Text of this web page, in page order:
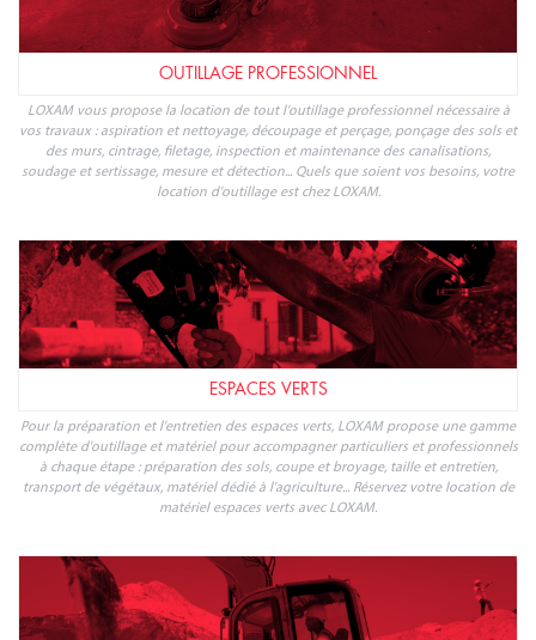
OUTILLAGE PROFESSIONNEL
LOXAM vous propose la location de tout l'outillage professionnel nécessaire à
vos travaux : aspiration et nettoyage, découpage et perçage, ponçage des sols et
des murs, cintrage, filetage, inspection et maintenance des canalisations,
soudage et sertissage, mesure et détection... Quels que soient vos besoins, votre
location d'outillage est chez LOXAM.
ESPACES VERTS
Pour la préparation et l'entretien des espaces verts, LOXAM propose une gamme
complète d'outillage et matériel pour accompagner particuliers et professionnels
à chaque étape : préparation des sols, coupe et broyage, taille et entretien,
transport de végétaux, matériel dédié à l'agriculture... Réservez votre location de
matériel espaces verts avec LOXAM.